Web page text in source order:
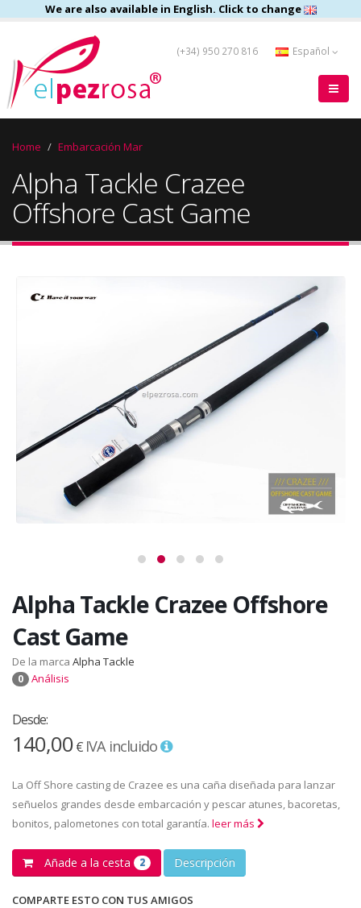
We are also available in English. Click to change
(+34) 950 270 816 Español
Home Embarcación Mar
Alpha Tackle Crazee
Offshore Cast Game
Alpha Tackle Crazee Offshore
Cast Game
De la marca Alpha Tackle
0 Análisis
Desde:
140,00€ IVA incluido
La Off Shore casting de Crazee es una caña diseñada para lanzar
señuelos grandes desde embarcación y pescar atunes, bacoretas,
bonitos, palometones con total garantía. leer más
Añade a la cesta 2 Descripción
COMPARTE ESTO CON TUS AMIGOS